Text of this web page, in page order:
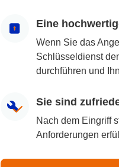
Eine
Wenn Sie das
Schlüsseldienst
durchführen und
Sie sind
Nach dem Eingriff
Anforderungen